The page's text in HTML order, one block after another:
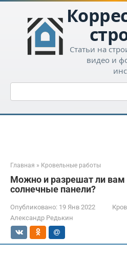
Перейти
контенту
Статьи на
видео и
Поиск:
Главная » Кровельные работы
Можно и разрешат ли вам
солнечные панели?
Опубликовано: 19 Янв 2022
Александр Редькин